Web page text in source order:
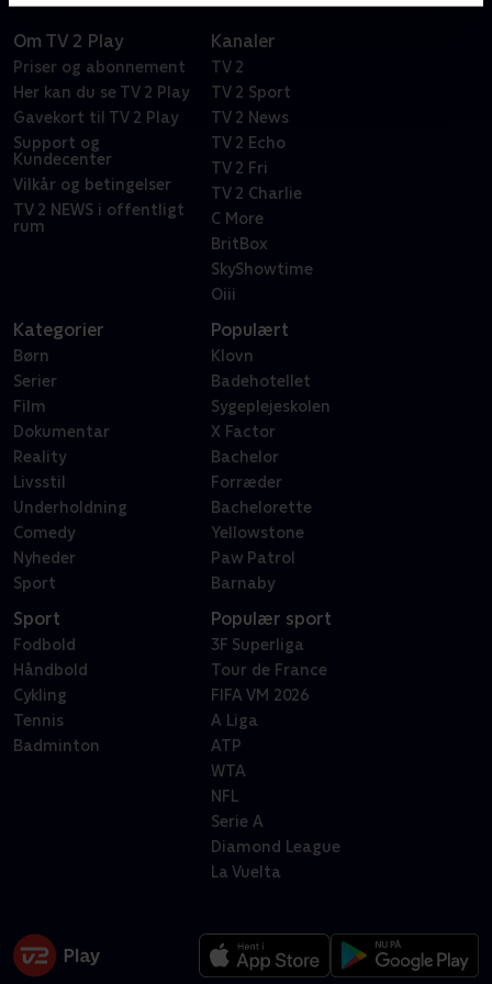
Om TV 2 Play
Priser og abonnement
Her kan du se TV 2 Play
Gavekort til TV 2 Play
Support og
Kundecenter
Vilkår og betingelser
TV 2 NEWS i offentligt
rum
Kanaler
TV 2
TV 2 Sport
TV 2 News
TV 2 Echo
TV 2 Fri
TV 2 Charlie
C More
BritBox
SkyShowtime
Oiii
Kategorier
Børn
Serier
Film
Dokumentar
Reality
Livsstil
Underholdning
Comedy
Nyheder
Sport
Populært
Klovn
Badehotellet
Sygeplejeskolen
X Factor
Bachelor
Forræder
Bachelorette
Yellowstone
Paw Patrol
Barnaby
Sport
Fodbold
Håndbold
Cykling
Tennis
Badminton
Populær sport
3F Superliga
Tour de France
FIFA VM 2026
A Liga
ATP
WTA
NFL
Serie A
Diamond League
La Vuelta